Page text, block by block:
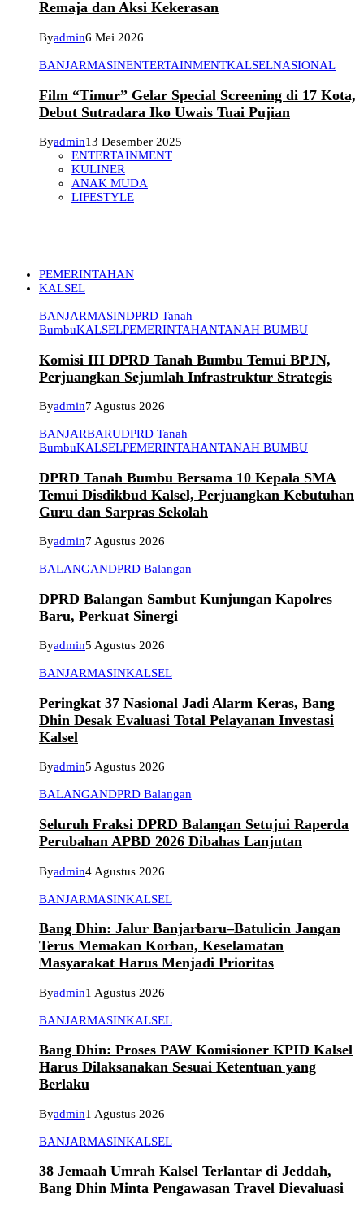
Remaja dan Aksi Kekerasan
Byadmin6 Mei 2026
BANJARMASINENTERTAINMENTKALSELNASIONAL
Film “Timur” Gelar Special Screening di 17 Kota,
Debut Sutradara Iko Uwais Tuai Pujian
Byadmin13 Desember 2025
ENTERTAINMENT
KULINER
ANAK MUDA
LIFESTYLE
PEMERINTAHAN
KALSEL
BANJARMASINDPRD Tanah
BumbuKALSELPEMERINTAHANTANAH BUMBU
Komisi III DPRD Tanah Bumbu Temui BPJN,
Perjuangkan Sejumlah Infrastruktur Strategis
Byadmin7 Agustus 2026
BANJARBARUDPRD Tanah
BumbuKALSELPEMERINTAHANTANAH BUMBU
DPRD Tanah Bumbu Bersama 10 Kepala SMA
Temui Disdikbud Kalsel, Perjuangkan Kebutuhan
Guru dan Sarpras Sekolah
Byadmin7 Agustus 2026
BALANGANDPRD Balangan
DPRD Balangan Sambut Kunjungan Kapolres
Baru, Perkuat Sinergi
Byadmin5 Agustus 2026
BANJARMASINKALSEL
Peringkat 37 Nasional Jadi Alarm Keras, Bang
Dhin Desak Evaluasi Total Pelayanan Investasi
Kalsel
Byadmin5 Agustus 2026
BALANGANDPRD Balangan
Seluruh Fraksi DPRD Balangan Setujui Raperda
Perubahan APBD 2026 Dibahas Lanjutan
Byadmin4 Agustus 2026
BANJARMASINKALSEL
Bang Dhin: Jalur Banjarbaru–Batulicin Jangan
Terus Memakan Korban, Keselamatan
Masyarakat Harus Menjadi Prioritas
Byadmin1 Agustus 2026
BANJARMASINKALSEL
Bang Dhin: Proses PAW Komisioner KPID Kalsel
Harus Dilaksanakan Sesuai Ketentuan yang
Berlaku
Byadmin1 Agustus 2026
BANJARMASINKALSEL
38 Jemaah Umrah Kalsel Terlantar di Jeddah,
Bang Dhin Minta Pengawasan Travel Dievaluasi